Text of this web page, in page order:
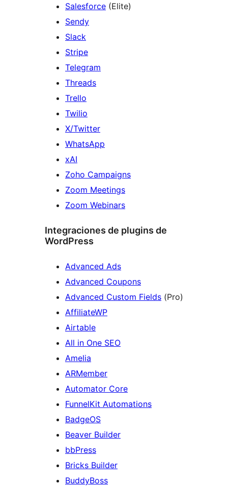
Salesforce (Elite)
Sendy
Slack
Stripe
Telegram
Threads
Trello
Twilio
X/Twitter
WhatsApp
xAI
Zoho Campaigns
Zoom Meetings
Zoom Webinars
Integraciones de plugins de
WordPress
Advanced Ads
Advanced Coupons
Advanced Custom Fields (Pro)
AffiliateWP
Airtable
All in One SEO
Amelia
ARMember
Automator Core
FunnelKit Automations
BadgeOS
Beaver Builder
bbPress
Bricks Builder
BuddyBoss